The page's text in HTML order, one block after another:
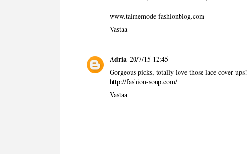
www.taimemode-fashionblog.com
Vastaa
Adria 20/7/15 12:45
Gorgeous picks, totally love those lace cover-ups!
http://fashion-soup.com/
Vastaa